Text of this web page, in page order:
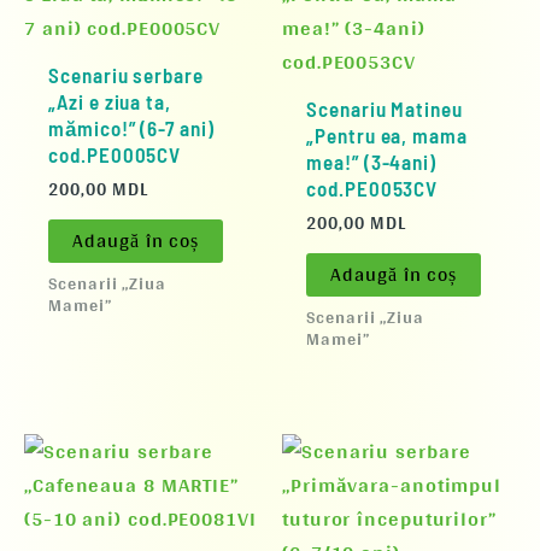
Scenariu serbare
„Azi e ziua ta,
mămico!” (6-7 ani)
cod.PE0005CV
200,00 MDL
Adaugă în coș
Scenarii „Ziua
Mamei”
Scenariu Matineu
„Pentru ea, mama
mea!” (3-4ani)
cod.PE0053CV
200,00 MDL
Adaugă în coș
Scenarii „Ziua
Mamei”